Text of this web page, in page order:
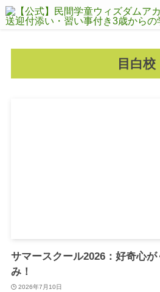
目白校
サマースクール2026：好奇心
み！
2026年7月10日